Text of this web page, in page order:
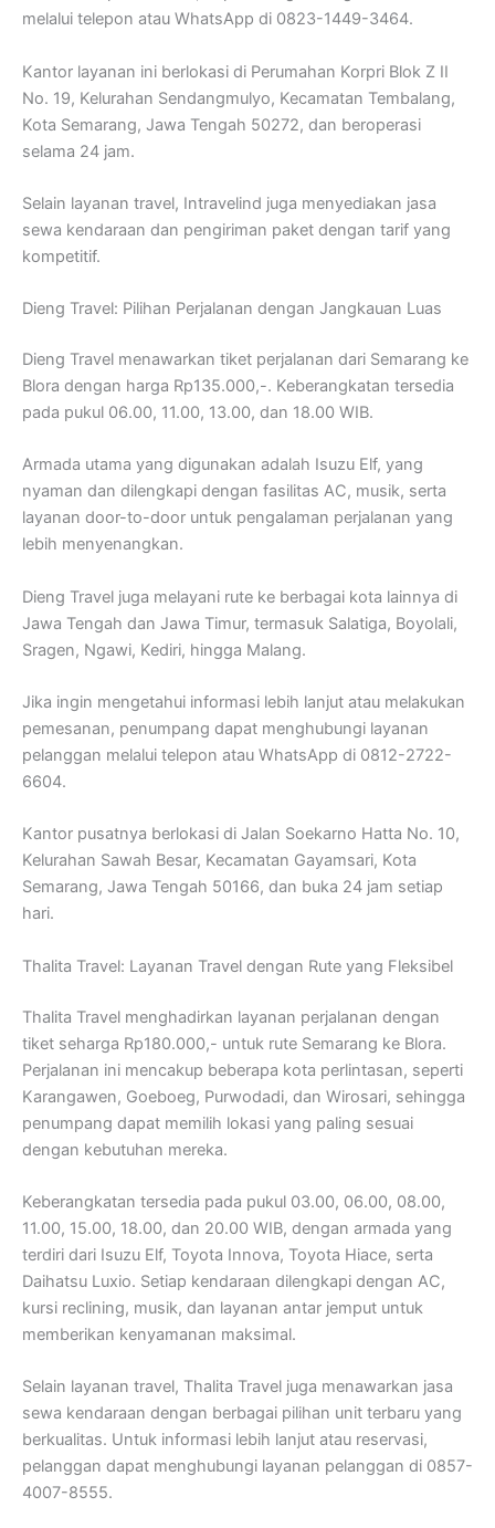
melalui telepon atau WhatsApp di 0823-1449-3464.
Kantor layanan ini berlokasi di Perumahan Korpri Blok Z II
No. 19, Kelurahan Sendangmulyo, Kecamatan Tembalang,
Kota Semarang, Jawa Tengah 50272, dan beroperasi
selama 24 jam.
Selain layanan travel, Intravelind juga menyediakan jasa
sewa kendaraan dan pengiriman paket dengan tarif yang
kompetitif.
Dieng Travel: Pilihan Perjalanan dengan Jangkauan Luas
Dieng Travel menawarkan tiket perjalanan dari Semarang ke
Blora dengan harga Rp135.000,-. Keberangkatan tersedia
pada pukul 06.00, 11.00, 13.00, dan 18.00 WIB.
Armada utama yang digunakan adalah Isuzu Elf, yang
nyaman dan dilengkapi dengan fasilitas AC, musik, serta
layanan door-to-door untuk pengalaman perjalanan yang
lebih menyenangkan.
Dieng Travel juga melayani rute ke berbagai kota lainnya di
Jawa Tengah dan Jawa Timur, termasuk Salatiga, Boyolali,
Sragen, Ngawi, Kediri, hingga Malang.
Jika ingin mengetahui informasi lebih lanjut atau melakukan
pemesanan, penumpang dapat menghubungi layanan
pelanggan melalui telepon atau WhatsApp di 0812-2722-
6604.
Kantor pusatnya berlokasi di Jalan Soekarno Hatta No. 10,
Kelurahan Sawah Besar, Kecamatan Gayamsari, Kota
Semarang, Jawa Tengah 50166, dan buka 24 jam setiap
hari.
Thalita Travel: Layanan Travel dengan Rute yang Fleksibel
Thalita Travel menghadirkan layanan perjalanan dengan
tiket seharga Rp180.000,- untuk rute Semarang ke Blora.
Perjalanan ini mencakup beberapa kota perlintasan, seperti
Karangawen, Goeboeg, Purwodadi, dan Wirosari, sehingga
penumpang dapat memilih lokasi yang paling sesuai
dengan kebutuhan mereka.
Keberangkatan tersedia pada pukul 03.00, 06.00, 08.00,
11.00, 15.00, 18.00, dan 20.00 WIB, dengan armada yang
terdiri dari Isuzu Elf, Toyota Innova, Toyota Hiace, serta
Daihatsu Luxio. Setiap kendaraan dilengkapi dengan AC,
kursi reclining, musik, dan layanan antar jemput untuk
memberikan kenyamanan maksimal.
Selain layanan travel, Thalita Travel juga menawarkan jasa
sewa kendaraan dengan berbagai pilihan unit terbaru yang
berkualitas. Untuk informasi lebih lanjut atau reservasi,
pelanggan dapat menghubungi layanan pelanggan di 0857-
4007-8555.